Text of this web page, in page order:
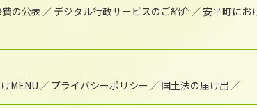
の公表 デジタル行政サービスのご紹介
安平町にお
MENU プライバシーポリシー 国土法の届け出